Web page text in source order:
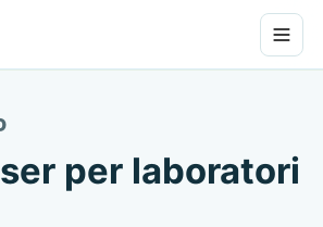
per laboratori